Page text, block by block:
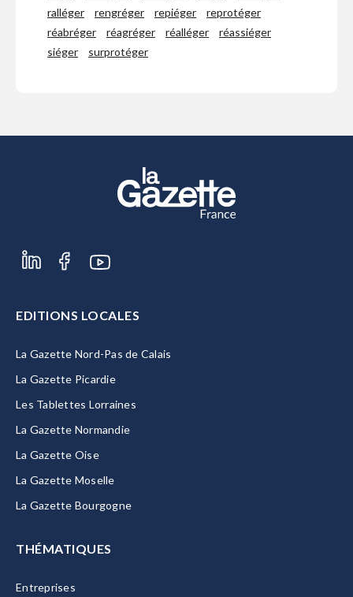
ralléger
rengréger repiéger
reprotéger
réabréger
réagréger réalléger
réassiéger
siéger
surprotéger
EDITIONS LOCALES
La Gazette Nord-Pas de Calais
La Gazette Picardie
Les Tablettes Lorraines
La Gazette Normandie
La Gazette Oise
La Gazette Moselle
La Gazette Bourgogne
THÉMATIQUES
Entreprises